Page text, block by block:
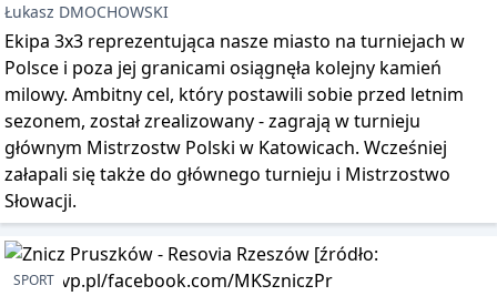
Łukasz DMOCHOWSKI
Ekipa 3x3 reprezentująca nasze miasto na turniejach w
Polsce i poza jej granicami osiągnęła kolejny kamień
milowy. Ambitny cel, który postawili sobie przed letnim
sezonem, został zrealizowany - zagrają w turnieju
głównym Mistrzostw Polski w Katowicach. Wcześniej
załapali się także do głównego turnieju i Mistrzostwo
Słowacji.
SPORT